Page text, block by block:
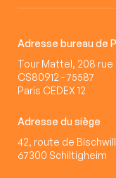
Adresse bureau de
Tour Mattel, 208 rue
CS80912 - 75587
Paris CEDEX 12
Adresse du siège
42, route de
67300 Schiltigheim